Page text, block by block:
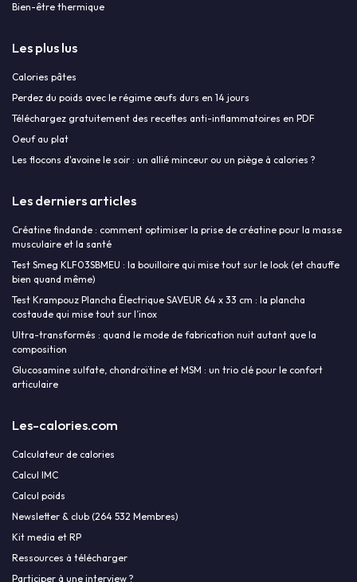
Bien-être thermique
Les plus lus
Calories pâtes
Perdez du poids avec le régime œufs durs en 14 jours
Téléchargez gratuitement des recettes anti-inflammatoires en PDF
Oeuf au plat
Les flocons d'avoine le soir : un allié minceur ou un piège à calories ?
Les derniers articles
Créatine findande : comment optimiser la prise de créatine pour la masse
musculaire et la santé
Test Smeg KLF03SBMEU : la bouilloire qui mise tout sur le look (et chauffe
bien quand même)
Test Krampouz Plancha Électrique SAVEUR 64 x 33 cm : la plancha
costaude qui mise tout sur l’inox
Ultra-transformés : quand le mode de fabrication nuit autant que la
composition
Glucosamine sulfate, chondroïtine et MSM : un trio clé pour le confort
articulaire
Les-calories.com
Calculateur de calories
Calcul IMC
Calcul poids
Newsletter & club (264 532 Membres)
Kit media et RP
Ressources à télécharger
Participer à une interview ?